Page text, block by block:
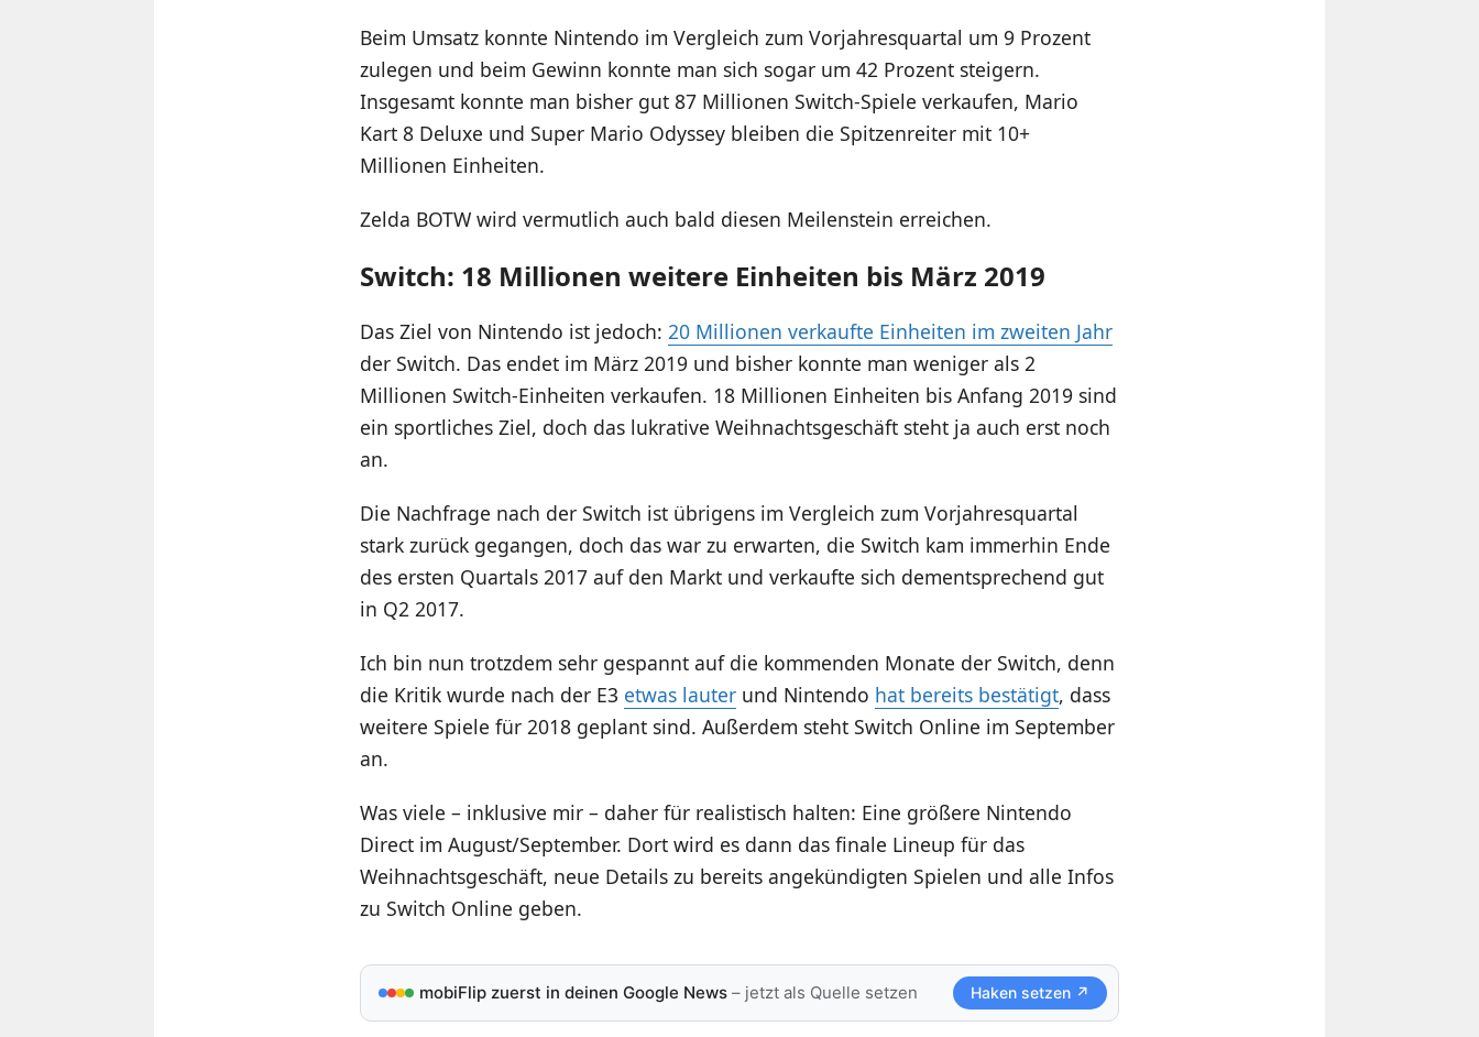
Beim Umsatz konnte Nintendo im Vergleich zum Vorjahresquartal um 9 Prozent
zulegen und beim Gewinn konnte man sich sogar um 42 Prozent steigern.
Insgesamt konnte man bisher gut 87 Millionen Switch-Spiele verkaufen, Mario
Kart 8 Deluxe und Super Mario Odyssey bleiben die Spitzenreiter mit 10+
Millionen Einheiten.
Zelda BOTW wird vermutlich auch bald diesen Meilenstein erreichen.
Switch: 18 Millionen weitere Einheiten bis März 2019
Das Ziel von Nintendo ist jedoch: 20 Millionen verkaufte Einheiten im zweiten Jahr
der Switch. Das endet im März 2019 und bisher konnte man weniger als 2
Millionen Switch-Einheiten verkaufen. 18 Millionen Einheiten bis Anfang 2019 sind
ein sportliches Ziel, doch das lukrative Weihnachtsgeschäft steht ja auch erst noch
an.
Die Nachfrage nach der Switch ist übrigens im Vergleich zum Vorjahresquartal
stark zurück gegangen, doch das war zu erwarten, die Switch kam immerhin Ende
des ersten Quartals 2017 auf den Markt und verkaufte sich dementsprechend gut
in Q2 2017.
Ich bin nun trotzdem sehr gespannt auf die kommenden Monate der Switch, denn
die Kritik wurde nach der E3 etwas lauterund Nintendo hat bereits bestätigt, dass
weitere Spiele für 2018 geplant sind. Außerdem steht Switch Online im September
an.
Was viele – inklusive mir – daher für realistisch halten: Eine größere Nintendo
Direct im August/September. Dort wird es dann das finale Lineup für das
Weihnachtsgeschäft, neue Details zu bereits angekündigten Spielen und alle Infos
zu Switch Online geben.
mobiFlip zuerst in deinen Google News– jetzt als Quelle setzen Haken setzen ↗